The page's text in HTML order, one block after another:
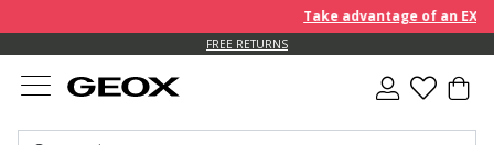
Take advantage of an
FREE RETURNS